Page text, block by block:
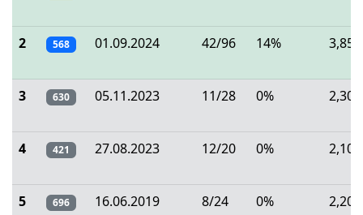
2 568 01.09.2024 42/96 14% 3,85
3 630 05.11.2023 11/28 0% 2,30
4 421 27.08.2023 12/20 0% 2,10
5 696 16.06.2019 8/24 0% 2,20